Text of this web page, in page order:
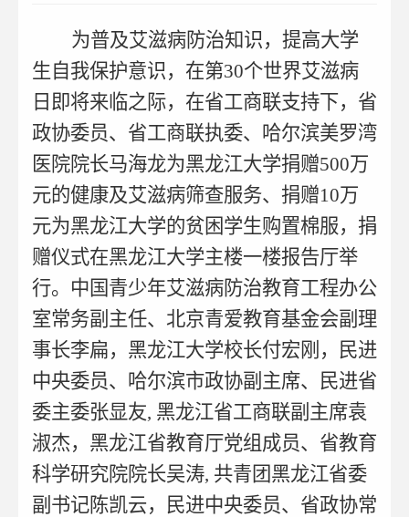
为普及艾滋病防治知识，提高大学
生自我保护意识，在第30个世界艾滋病
日即将来临之际，在省工商联支持下，省
政协委员、省工商联执委、哈尔滨美罗湾
医院院长马海龙为黑龙江大学捐赠500万
元的健康及艾滋病筛查服务、捐赠10万
元为黑龙江大学的贫困学生购置棉服，捐
赠仪式在黑龙江大学主楼一楼报告厅举
行。中国青少年艾滋病防治教育工程办公
室常务副主任、北京青爱教育基金会副理
事长李扁，黑龙江大学校长付宏刚，民进
中央委员、哈尔滨市政协副主席、民进省
委主委张显友, 黑龙江省工商联副主席袁
淑杰，黑龙江省教育厅党组成员、省教育
科学研究院院长吴涛, 共青团黑龙江省委
副书记陈凯云，民进中央委员、省政协常